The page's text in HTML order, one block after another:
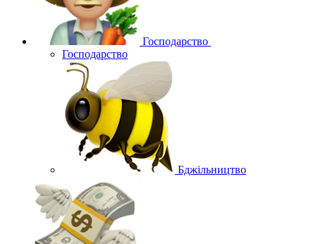
Господарство
Господарство
Бджільництво